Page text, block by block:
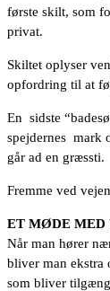
første skilt, som
privat.
Skiltet oplyser
opfordring til at
En sidste
spejdernes mark
går ad en græssti.
Fremme ved
ET MØDE MED
Når man hører
bliver man ekstra
som bliver